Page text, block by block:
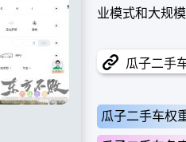
业模式和大规
瓜子二手
瓜子二手车权